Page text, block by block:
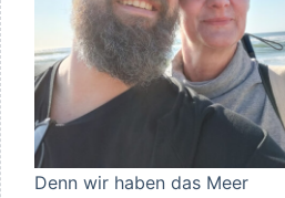
Denn wir haben das Meer